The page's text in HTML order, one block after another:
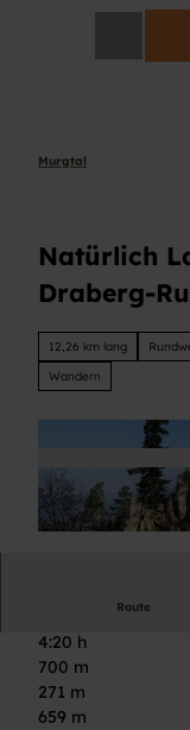
Murgtal
Natürlich
Draberg-
12,26 km lang
Wandern
Route
4:20 h
700 m
271 m
659 m